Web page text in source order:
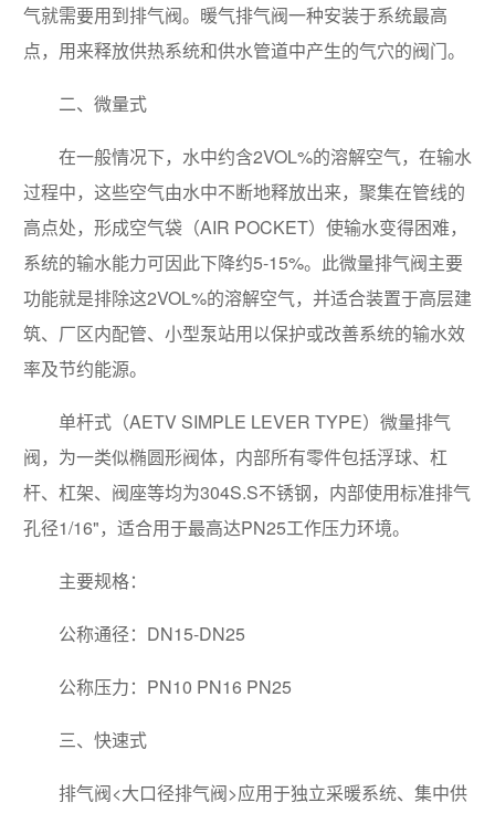
气就需要用到排气阀。暖气排气阀一种安装于系统最高
点，用来释放供热系统和供水管道中产生的气穴的阀门。
二、微量式
在一般情况下，水中约含2VOL%的溶解空气，在输水
过程中，这些空气由水中不断地释放出来，聚集在管线的
高点处，形成空气袋（AIR POCKET）使输水变得困难，
系统的输水能力可因此下降约5-15%。此微量排气阀主要
功能就是排除这2VOL%的溶解空气，并适合装置于高层建
筑、厂区内配管、小型泵站用以保护或改善系统的输水效
率及节约能源。
单杆式（AETV SIMPLE LEVER TYPE）微量排气
阀，为一类似椭圆形阀体，内部所有零件包括浮球、杠
杆、杠架、阀座等均为304S.S不锈钢，内部使用标准排气
孔径1/16"，适合用于最高达PN25工作压力环境。
主要规格：
公称通径：DN15-DN25
公称压力：PN10 PN16 PN25
三、快速式
排气阀<大口径排气阀>应用于独立采暖系统、集中供